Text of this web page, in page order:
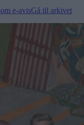
e-avisGå til arkivet